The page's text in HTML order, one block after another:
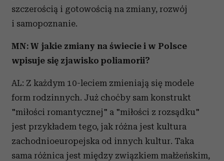
szczerością i gotowością na zmiany, rozwój
i samopoznanie.
MN: W jakie zmiany na świecie i w Polsce
wpisuje się zjawisko poliamorii?
AL: Z każdym 10-leciem zmieniają się modele
form rodzinnych. Już choćby sam konstrukt
"miłości romantycznej" a "miłości z rozsądku"
jest przykładem tego, jak różna jest kultura
zachodnioeuropejska od innych kultur. Taka
sama różnica jest między związkiem małżeńskim,